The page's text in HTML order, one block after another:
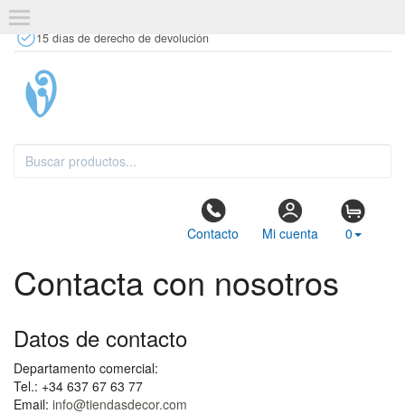
15 días de derecho de devolución
Contacto Mi cuenta 0
Contacta con nosotros
Datos de contacto
Departamento comercial:
Tel.: +34 637 67 63 77
Email: info@tiendasdecor.com